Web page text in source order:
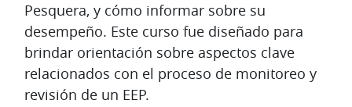
Pesquera, y cómo informar sobre su
desempeño. Este curso fue diseñado para
brindar orientación sobre aspectos clave
relacionados con el proceso de monitoreo y
revisión de un EEP.